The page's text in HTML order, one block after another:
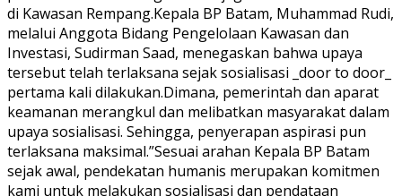
di Kawasan Rempang.Kepala BP Batam, Muhammad Rudi,
melalui Anggota Bidang Pengelolaan Kawasan dan
Investasi, Sudirman Saad, menegaskan bahwa upaya
tersebut telah terlaksana sejak sosialisasi _door to door_
pertama kali dilakukan.Dimana, pemerintah dan aparat
keamanan merangkul dan melibatkan masyarakat dalam
upaya sosialisasi. Sehingga, penyerapan aspirasi pun
terlaksana maksimal.”Sesuai arahan Kepala BP Batam
sejak awal, pendekatan humanis merupakan komitmen
kami untuk melakukan sosialisasi dan pendataan